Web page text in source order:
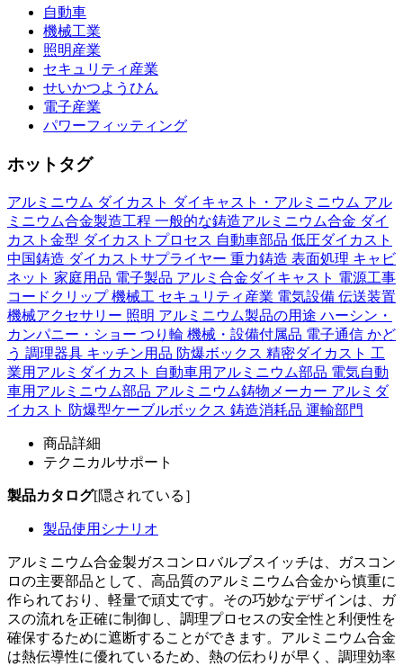
自動車
機械工業
照明産業
セキュリティ産業
せいかつようひん
電子産業
パワーフィッティング
ホットタグ
アルミニウム ダイカスト ダイキャスト・アルミニウム アル
ミニウム合金製造工程 一般的な鋳造アルミニウム合金 ダイ
カスト金型 ダイカストプロセス 自動車部品 低圧ダイカスト
中国鋳造 ダイカストサプライヤー 重力鋳造 表面処理 キャビ
ネット 家庭用品 電子製品 アルミ合金ダイキャスト 電源工事
コードクリップ機械工 セキュリティ産業 電気設備 伝送装置
機械アクセサリー 照明 アルミニウム製品の用途 ハーシン・
カンパニー・ショー つり輪 機械・設備付属品 電子通信 かど
う 調理器具 キッチン用品 防爆ボックス 精密ダイカスト 工
業用アルミダイカスト 自動車用アルミニウム部品 電気自動
車用アルミニウム部品 アルミニウム鋳物メーカー アルミダ
イカスト 防爆型ケーブルボックス 鋳造消耗品 運輸部門
商品詳細
テクニカルサポート
製品カタログ[隠されている］
製品使用シナリオ
アルミニウム合金製ガスコンロバルブスイッチは、ガスコン
ロの主要部品として、高品質のアルミニウム合金から慎重に
作られており、軽量で頑丈です。その巧妙なデザインは、ガ
スの流れを正確に制御し、調理プロセスの安全性と利便性を
確保するために遮断することができます。アルミニウム合金
は熱伝導性に優れているため、熱の伝わりが早く、調理効率